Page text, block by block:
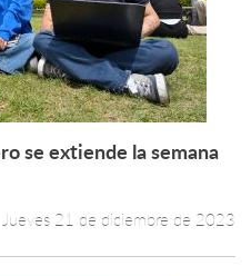
Leer más +
se extiende la semana
Jueves 21 de diciembre de 2023